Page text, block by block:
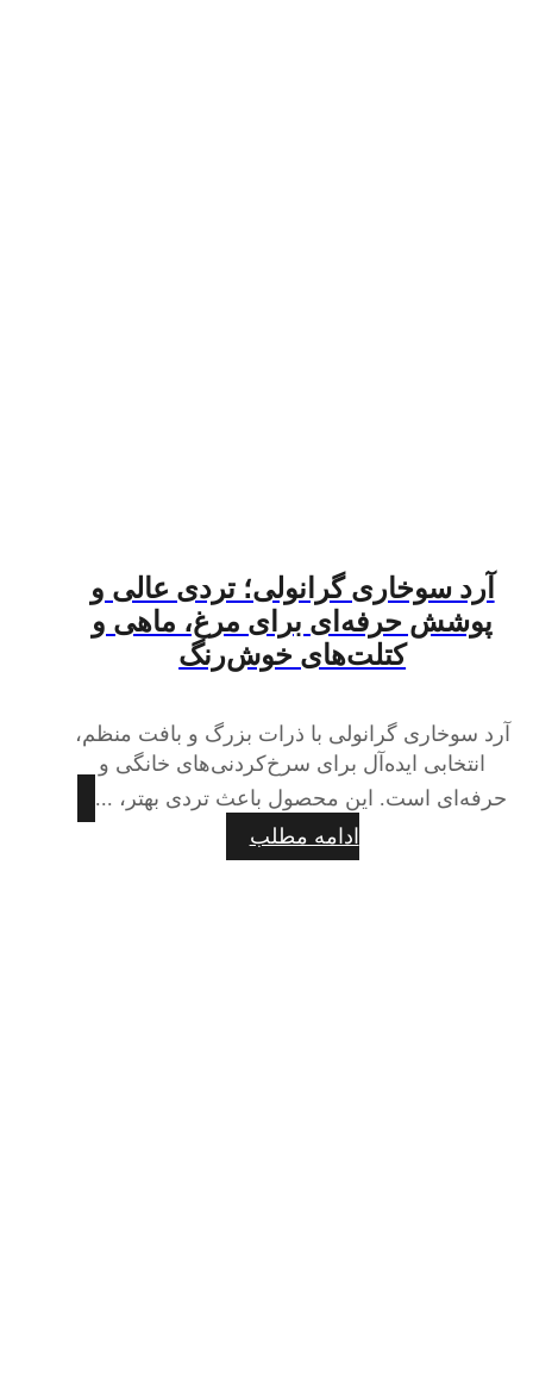
آرد سوخاری گرانولی؛ تردی عالی و
پوشش حرفه‌ای برای مرغ، ماهی و
کتلت‌های خوش‌رنگ
آرد سوخاری گرانولی با ذرات بزرگ و بافت منظم،
انتخابی ایده‌آل برای سرخ‌کردنی‌های خانگی و
حرفه‌ای است. این محصول باعث تردی بهتر، ...
ادامه مطلب